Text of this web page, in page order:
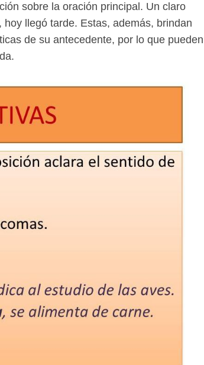
sobre la oración principal. Un claro
hoy llegó tarde. Estas, además, brindan
de su antecedente, por lo que pueden